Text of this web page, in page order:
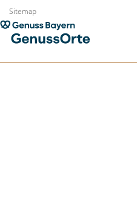
Zum
Inhalt
springen
Sitemap